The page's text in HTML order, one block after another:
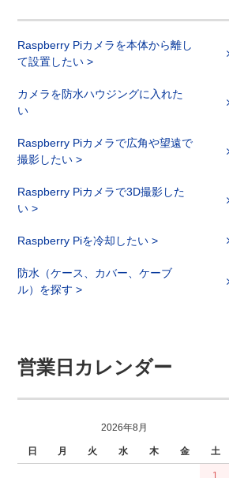
Raspberry Piカメラを本体から離し
て設置したい >
カメラを防水ハウジングに入れた
い
Raspberry Piカメラで広角や望遠で
撮影したい >
Raspberry Piカメラで3D撮影した
い >
Raspberry Piを冷却したい >
防水（ケース、カバー、ケーブ
ル）を探す >
営業日カレンダー
2026年8月
日 月 火 水 木 金 土
1